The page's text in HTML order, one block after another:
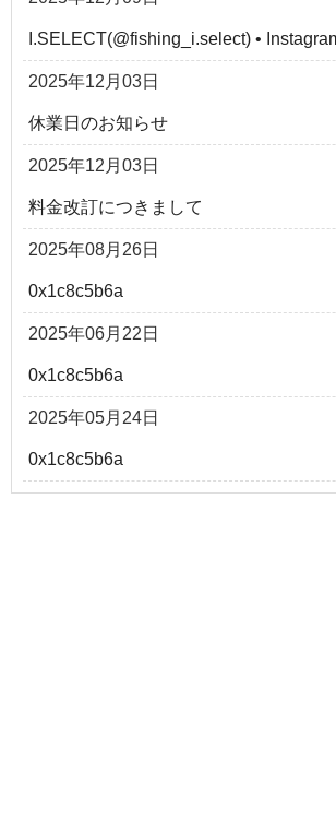
I.SELECT(@fishing_i.select) •
2025年12月03日
休業日のお知らせ
2025年12月03日
料金改訂につきまして
2025年08月26日
0x1c8c5b6a
2025年06月22日
0x1c8c5b6a
2025年05月24日
0x1c8c5b6a